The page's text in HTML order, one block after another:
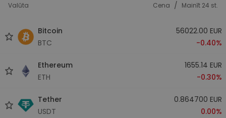
Valūta Cena / Mainīt 24 st.
Bitcoin
BTC
56022.00 EUR
-0.40%
Ethereum
ETH
1655.14 EUR
-0.30%
Tether
USDT
0.864700 EUR
0.00%